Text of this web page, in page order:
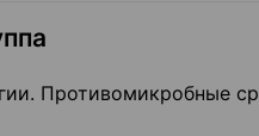
Противомикробные